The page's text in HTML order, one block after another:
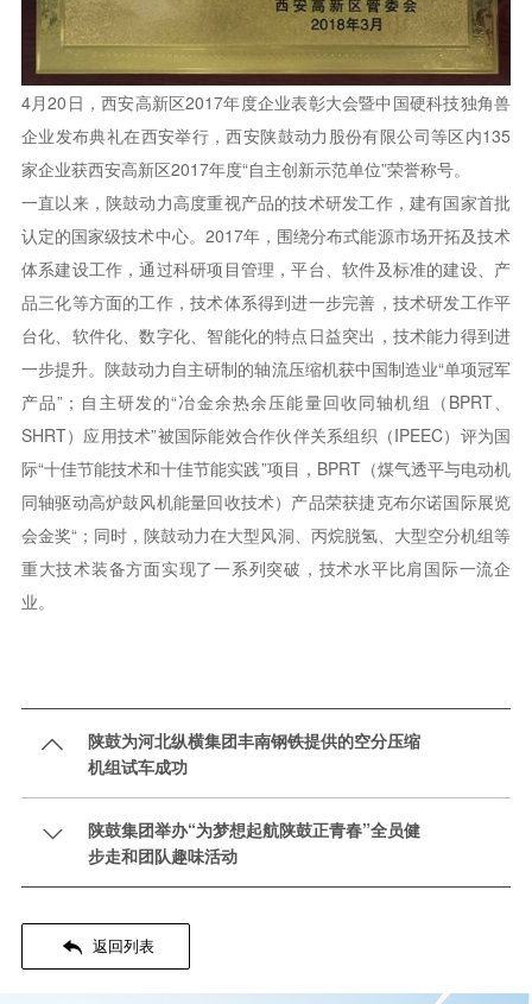
4月20日，西安高新区2017年度企业表彰大会暨中国硬科技独角兽
企业发布典礼在西安举行，西安陕鼓动力股份有限公司等区内135
家企业获西安高新区2017年度“自主创新示范单位”荣誉称号。
一直以来，陕鼓动力高度重视产品的技术研发工作，建有国家首批
认定的国家级技术中心。2017年，围绕分布式能源市场开拓及技术
体系建设工作，通过科研项目管理，平台、软件及标准的建设、产
品三化等方面的工作，技术体系得到进一步完善，技术研发工作平
台化、软件化、数字化、智能化的特点日益突出，技术能力得到进
一步提升。陕鼓动力自主研制的轴流压缩机获中国制造业“单项冠军
产品”；自主研发的“冶金余热余压能量回收同轴机组（BPRT、
SHRT）应用技术”被国际能效合作伙伴关系组织（IPEEC）评为国
际“十佳节能技术和十佳节能实践”项目，BPRT（煤气透平与电动机
同轴驱动高炉鼓风机能量回收技术）产品荣获捷克布尔诺国际展览
会金奖“；同时，陕鼓动力在大型风洞、丙烷脱氢、大型空分机组等
重大技术装备方面实现了一系列突破，技术水平比肩国际一流企
业。

陕鼓为河北纵横集团丰南钢铁提供的空分压缩
机组试车成功

陕鼓集团举办“为梦想起航陕鼓正青春”全员健
步走和团队趣味活动
 返回列表